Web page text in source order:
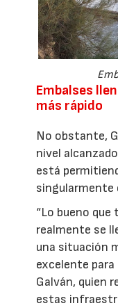
Embalses
más rápido
No obstante,
nivel
está
singularmente
“Lo bueno
realmente se
una situación
excelente
Galván, quien
estas